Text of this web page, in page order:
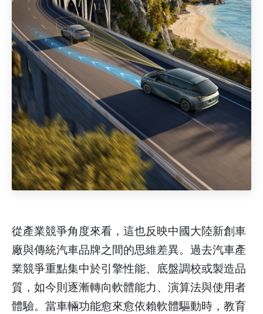
從產業競爭角度來看，這也反映中國大陸新創車
廠與傳統汽車品牌之間的思維差異。過去汽車產
業競爭重點集中於引擎性能、底盤調校或製造品
質，如今則逐漸轉向軟體能力、演算法與使用者
體驗。當車輛功能愈來愈依賴軟體驅動時，教育